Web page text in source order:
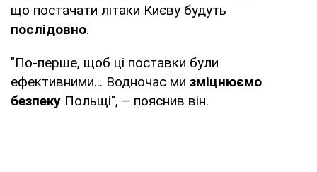
що постачати літаки Києву будуть
послідовно.
"По-перше, щоб ці поставки були
ефективними... Водночас ми зміцнюємо
безпеку Польщі", – пояснив він.